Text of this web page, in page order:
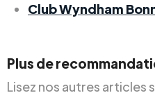
Club Wyndham
Plus de
Lisez nos autres articles